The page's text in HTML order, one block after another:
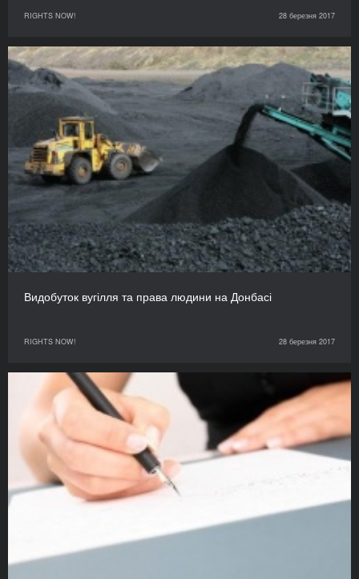
RIGHTS NOW! 28 березня 2017
Видобуток вугілля та права людини на Донбасі
RIGHTS NOW! 28 березня 2017